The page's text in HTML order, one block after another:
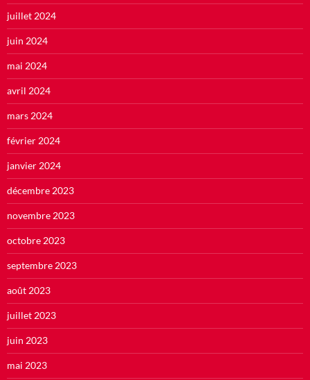
juillet 2024
juin 2024
mai 2024
avril 2024
mars 2024
février 2024
janvier 2024
décembre 2023
novembre 2023
octobre 2023
septembre 2023
août 2023
juillet 2023
juin 2023
mai 2023